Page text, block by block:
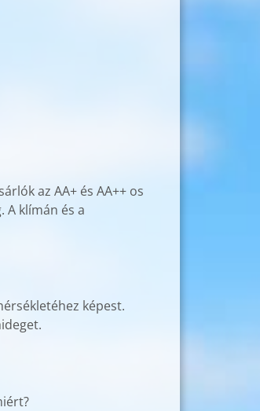
az AA+ és AA++ os
A klímán és a
képest.